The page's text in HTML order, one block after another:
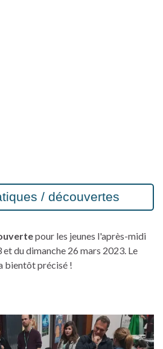
/ découvertes
pour les jeunes l'après-midi
du dimanche 26 mars 2023. Le
bientôt précisé !